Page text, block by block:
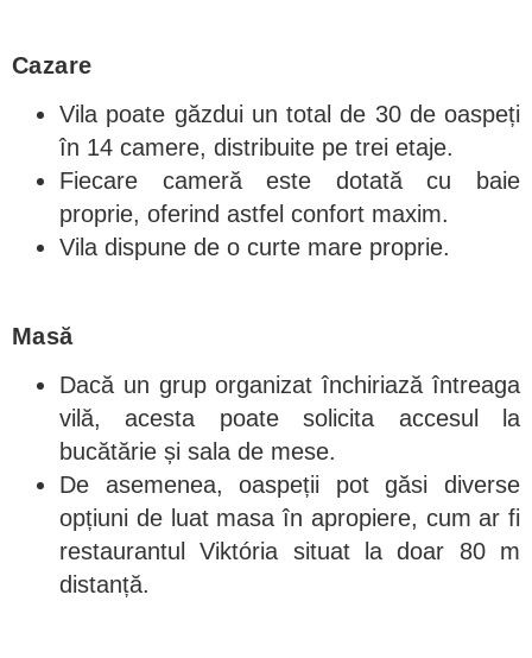
Cazare
Vila poate găzdui un total de 30 de oaspeți
în 14 camere, distribuite pe trei etaje.
Fiecare cameră este dotată cu baie
proprie, oferind astfel confort maxim.
Vila dispune de o curte mare proprie.
Masă
Dacă un grup organizat închiriază întreaga
vilă, acesta poate solicita accesul la
bucătărie și sala de mese.
De asemenea, oaspeții pot găsi diverse
opțiuni de luat masa în apropiere, cum ar fi
restaurantul Viktória situat la doar 80 m
distanță.